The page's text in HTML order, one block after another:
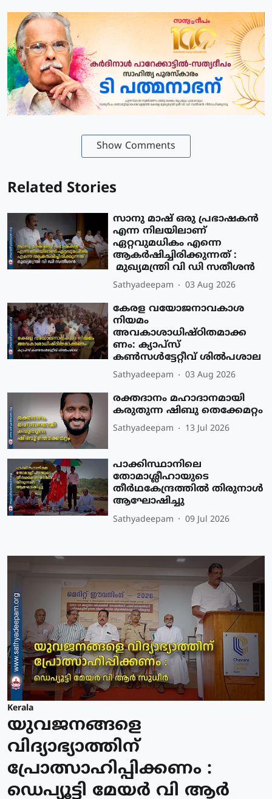
Show Comments
Related Stories
സാനു മാഷ് ഒരു പ്രഭാഷകൻ
എന്ന നിലയിലാണ്
ഏറ്റവുമധികം എന്നെ
ആകർഷിച്ചിരിക്കുന്നത് :
മുഖ്യമന്ത്രി വി ഡി സതീശൻ
Sathyadeepam 03 Aug 2026
കേരള വയോജനാവകാശ
നിയമം
അവകാശാധിഷ്ഠിതമാക്ക
ണം: ക്യാപ്സ്
കൺസൾട്ടേറ്റീവ് ശിൽപശാല
Sathyadeepam 03 Aug 2026
രക്തദാനം മഹാദാനമായി
കരുതുന്ന ഷിബു തെക്കേമറ്റം
Sathyadeepam 13 Jul 2026
പാക്കിസ്ഥാനിലെ
തോമാശ്ലീഹായുടെ
തീര്‍ഥകേന്ദ്രത്തില്‍ തിരുനാള്‍
ആഘോഷിച്ചു
Sathyadeepam 09 Jul 2026
Kerala
യുവജനങ്ങളെ
വിദ്യാഭ്യാത്തിന്
പ്രോത്സാഹിപ്പിക്കണം :
ഡെപ്യൂട്ടി മേയർ വി ആർ